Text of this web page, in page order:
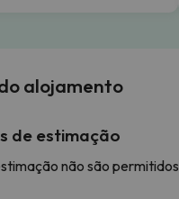
alojamento
de estimação
não são permitidos